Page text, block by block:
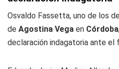
Osvaldo Fassetta, uno de los
de Agostina Vega en Córdoba
declaración indagatoria ante el